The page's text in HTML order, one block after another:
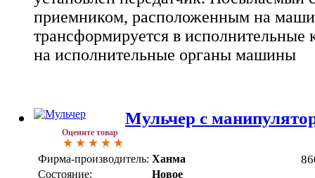
приемником, расположенным на
трансформируется в
на исполнительные органы машины
Оцените товар
Мульчер с
Фирма-производитель: Ханма
Состояние:
Новое